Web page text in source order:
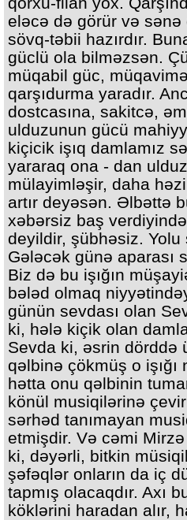
eləcə də görür və sənə
sövq-təbii hazırdır.
güclü ola bilməzsən.
müqabil güc,
qarşıdurma yaradır.
dostcasına, sakitcə,
ulduzunun gücü
kiçicik işıq damlamız
yararaq ona - dan
mülayimləşir, daha
artır deyəsən. Əlbəttə
xəbərsiz baş
deyildir, şübhəsiz.
Gələcək günə aparası
Biz də bu işığın
bələd olmaq
günün sevdası olan
ki, hələ kiçik olan
Sevda ki, əsrin dörddə
qəlbinə çökmüş o
hətta onu qəlbinin
könül musiqilərinə
sərhəd tanımayan
etmişdir. Və cəmi
ki, dəyərli, bitkin
şəfəqlər onların da iç
tapmış olacaqdır. Axı
köklərini haradan alır,